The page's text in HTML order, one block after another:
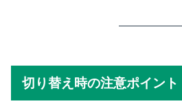
切り替え時の注意ポイント